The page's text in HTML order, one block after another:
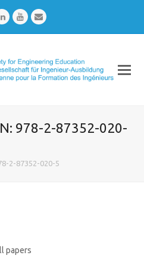
LinkedInYoutubeEmail
978-2-87352-020-
2-87352-020-5
papers